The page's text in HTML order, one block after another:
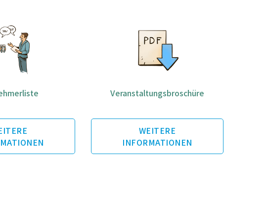
Veranstaltungsbroschüre
WEITERE
INFORMATIONEN